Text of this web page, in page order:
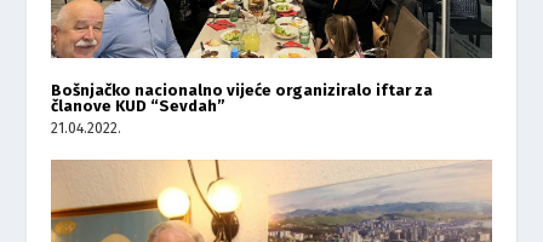
Bošnjačko nacionalno vijeće organiziralo iftar za
članove KUD “Sevdah”
21.04.2022.